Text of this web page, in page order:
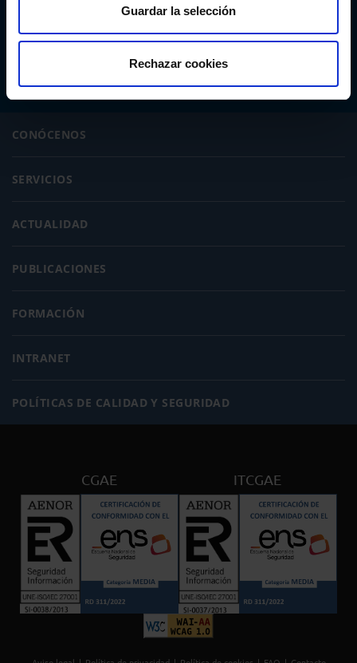
Guardar la selección
Rechazar cookies
Abogacía Española
CONSEJO GENERAL
CONÓCENOS
SERVICIOS
ACTUALIDAD
PUBLICACIONES
FORMACIÓN
INTRANET
POLÍTICAS DE CALIDAD Y SEGURIDAD
CGAE ITCGAE